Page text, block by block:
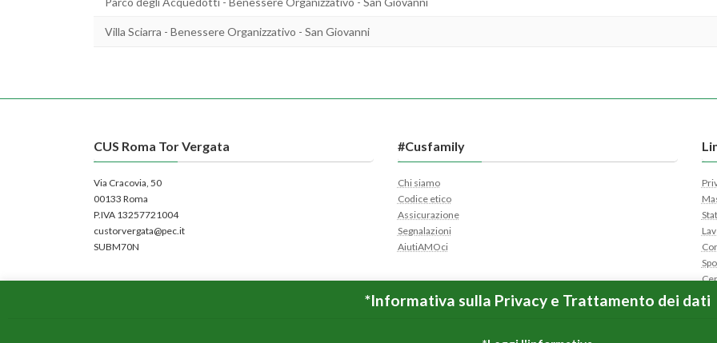
Villa Sciarra - Benessere Organizzativo - San Giovanni
CUS Roma Tor Vergata
Via Cracovia, 50
00133 Roma
P.IVA 13257721004
custorvergata@pec.it
SUBM70N
#Cusfamily
Chi siamo
Codice etico
Assicurazione
Segnalazioni
AiutiAMOci
*Informativa sulla Privacy e Trattamento dei dati